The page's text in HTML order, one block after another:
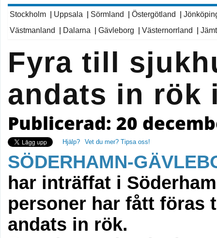
Stockholm Uppsala Sörmland Östergötland
Västmanland
Dalarna Gävleborg Västernorrland
Fyra till
andats in rök
Publicerad: 20
Hjälp? Vet du mer? Tipsa oss!
SÖDERHAMN-
har inträffat i
personer har fått föras
andats in rök.